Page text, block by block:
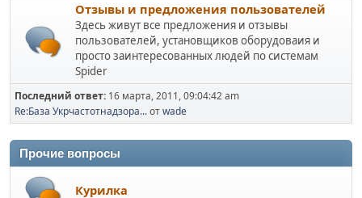
Отзывы и предложения пользователей
Здесь живут все предложения и отзывы
пользователей, установщиков оборудоваия и
просто заинтересованных людей по системам
Spider
Последний ответ: 16 марта, 2011, 09:04:42 am
Re:База Укрчастотнадзора...отwade
Прочие вопросы
Курилка